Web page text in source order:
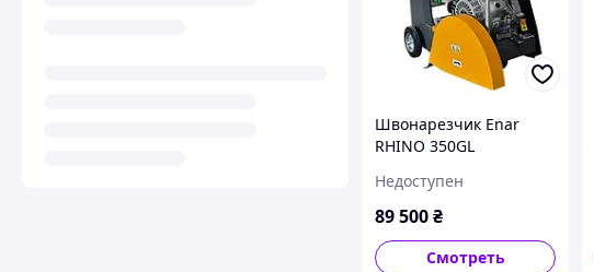
Швонарезчик Enar
RHINO 350GL
Недоступен
89 500₴
Смотреть